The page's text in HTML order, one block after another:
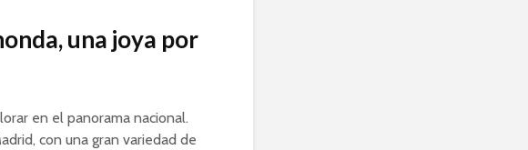
una joya por
en el panorama nacional.
con una gran variedad de